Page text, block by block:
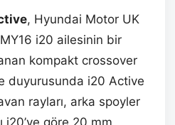
, Hyundai Motor UK
i20 ailesinin bir
kompakt crossover
duyurusunda i20 Active
rayları, arka spoyler
i20’ye göre 20 mm